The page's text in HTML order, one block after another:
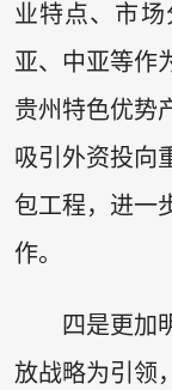
业特点、市
亚、中亚等作
贵州特色优势
吸引外资投向
包工程，进一
作。
四是更加
放战略为引领